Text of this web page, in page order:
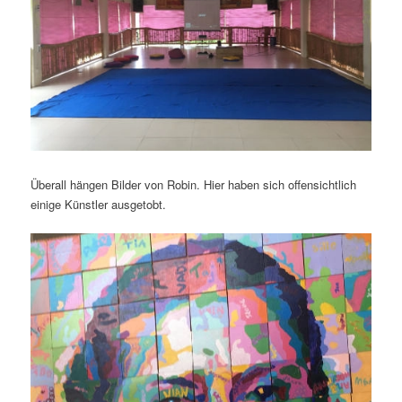
Überall hängen Bilder von Robin. Hier haben sich offensichtlich
einige Künstler ausgetobt.